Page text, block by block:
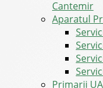
Cantemir
Aparatul
Primarii